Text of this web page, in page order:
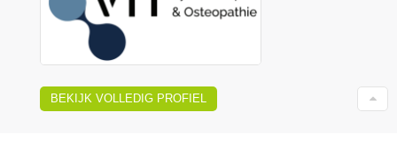
BEKIJK VOLLEDIG PROFIEL